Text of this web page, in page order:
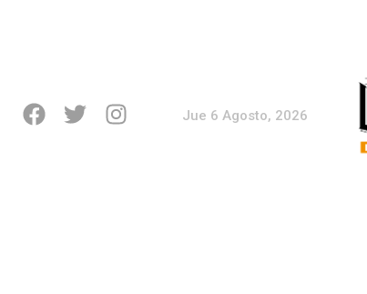
Jue 6 Agosto, 2026